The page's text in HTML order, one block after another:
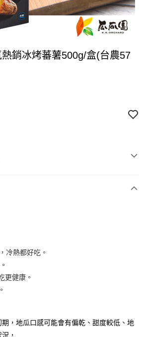
熱銷冰烤蕃薯500g/盒(台農57
冷熱都好吃。
更健康。
，地瓜口感可能會有偏乾、甜度較低、地
，